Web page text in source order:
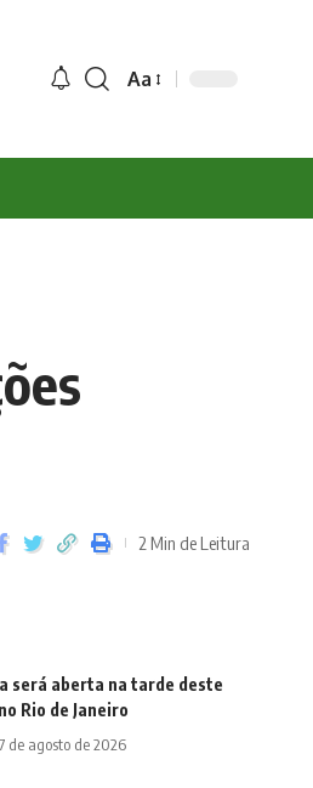
Aa
2 Min de Leitura
será aberta na tarde deste
Rio de Janeiro
de agosto de 2026